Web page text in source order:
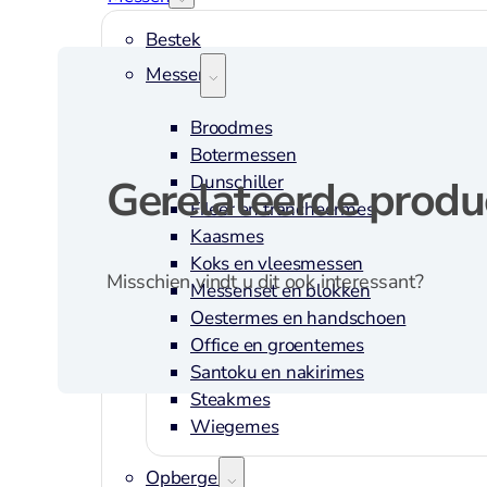
Bestek
Messen
Broodmes
Botermessen
Dunschiller
Fileer en trancheermes
Kaasmes
Koks en vleesmessen
Messenset en blokken
Oestermes en handschoen
Office en groentemes
Santoku en nakirimes
Steakmes
Wiegemes
Opbergen
Gerelateerde
Misschien vindt u dit ook interessant?